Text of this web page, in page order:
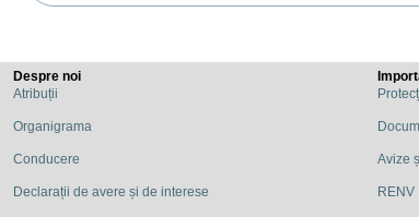
Despre noi
Atribuții
Organigrama
Conducere
Declarații de avere și de interese
Avize
RENV